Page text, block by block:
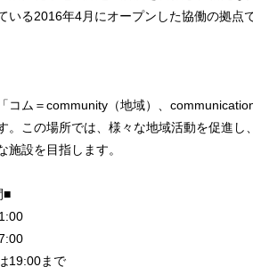
いる2016年4月にオープンした協働の拠
コム＝community（地域）、
。この場所では、様々な地域活動を促進し
施設を目指します。
■
19:00まで